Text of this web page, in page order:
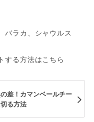
バラカ、シャウルス
する方法はこちら
差！カマンベールチー
る方法